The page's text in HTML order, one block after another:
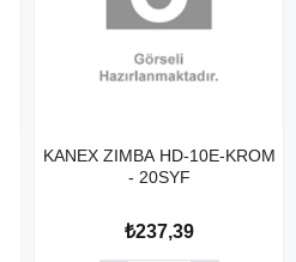
KANEX ZIMBA HD-10E-KROM
- 20SYF
₺237,39